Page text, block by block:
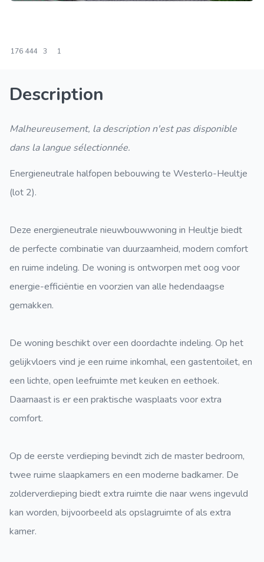
176 444 3 1
Description
Malheureusement, la description n'est pas disponible
dans la langue sélectionnée.
Energieneutrale halfopen bebouwing te Westerlo-Heultje
(lot 2).
Deze energieneutrale nieuwbouwwoning in Heultje biedt
de perfecte combinatie van duurzaamheid, modern comfort
en ruime indeling. De woning is ontworpen met oog voor
energie-efficiëntie en voorzien van alle hedendaagse
gemakken.
De woning beschikt over een doordachte indeling. Op het
gelijkvloers vind je een ruime inkomhal, een gastentoilet, en
een lichte, open leefruimte met keuken en eethoek.
Daarnaast is er een praktische wasplaats voor extra
comfort.
Op de eerste verdieping bevindt zich de master bedroom,
twee ruime slaapkamers en een moderne badkamer. De
zolderverdieping biedt extra ruimte die naar wens ingevuld
kan worden, bijvoorbeeld als opslagruimte of als extra
kamer.